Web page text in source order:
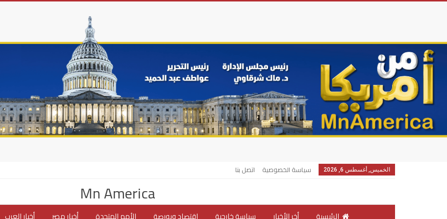
الخميس, أغسطس 6, 2026 سياسة الخصوصية اتصل بنا
Mn America